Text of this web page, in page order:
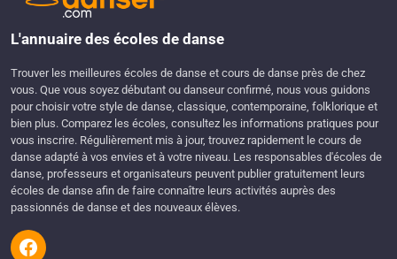
L'annuaire des écoles de danse
Trouver les meilleures écoles de danse et cours de danse près de chez
vous. Que vous soyez débutant ou danseur confirmé, nous vous guidons
pour choisir votre style de danse, classique, contemporaine, folklorique et
bien plus. Comparez les écoles, consultez les informations pratiques pour
vous inscrire. Régulièrement mis à jour, trouvez rapidement le cours de
danse adapté à vos envies et à votre niveau. Les responsables d'écoles de
danse, professeurs et organisateurs peuvent publier gratuitement leurs
écoles de danse afin de faire connaître leurs activités auprès des
passionnés de danse et des nouveaux élèves.